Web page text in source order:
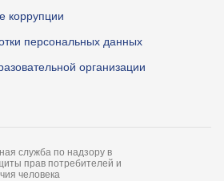
коррупции
персональных данных
организации
служба по надзору в
прав потребителей и
человека